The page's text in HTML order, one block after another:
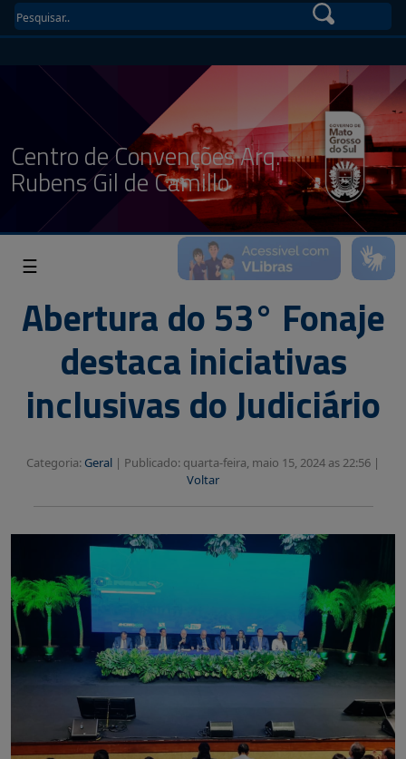
Centro de Convenções Arq.
Rubens Gil de Camillo
☰
Abertura do 53° Fonaje
destaca iniciativas
inclusivas do Judiciário
Categoria: Geral | Publicado: quarta-feira, maio 15, 2024 as 22:56 |
Voltar